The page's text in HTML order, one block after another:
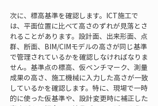
次に、標高基準を確認します。ICT施工で
は、平面位置に比べて高さのずれが見落とさ
れることがあります。設計面、出来形面、点
群、断面、BIM/CIMモデルの高さが同じ基準
で管理されているかを確認しなければなりま
せん。基準点の標高、仮ベンチマーク、測量
成果の高さ、施工機械に入力した高さが一致
しているかを確認します。特に、現場で一時
的に使った仮基準や、設計変更時に補正した